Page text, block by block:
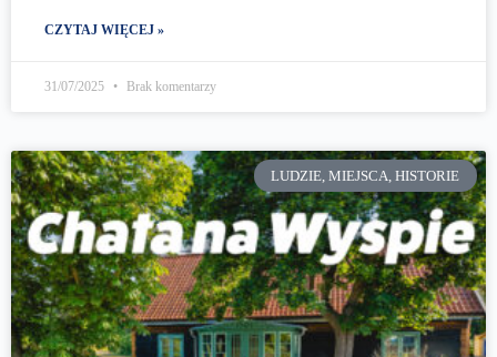
CZYTAJ WIĘCEJ »
31/07/2025 Brak komentarzy
LUDZIE, MIEJSCA, HISTORIE